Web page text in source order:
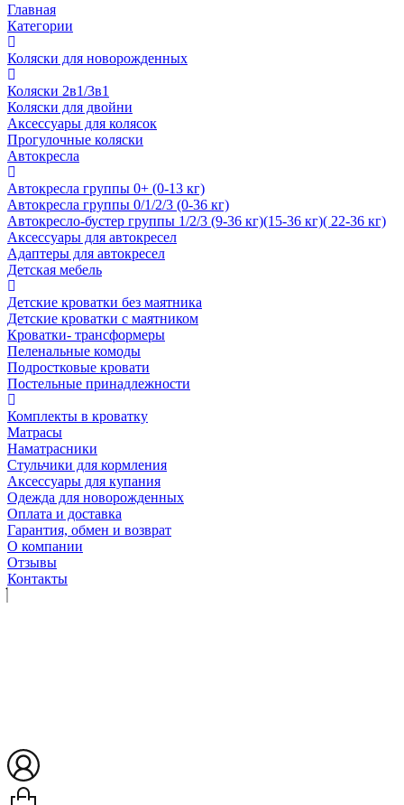
Главная
Категории
Коляски для новорожденных
Коляски 2в1/3в1
Коляски для двойни
Аксессуары для колясок
Прогулочные коляски
Автокресла
Автокресла группы 0+ (0-13 кг)
Автокресла группы 0/1/2/3 (0-36 кг)
Автокресло-бустер группы 1/2/3 (9-36 кг)(15-36 кг)( 22-36 кг)
Аксессуары для автокресел
Адаптеры для автокресел
Детская мебель
Детские кроватки без маятника
Детские кроватки с маятником
Кроватки- трансформеры
Пеленальные комоды
Подростковые кровати
Постельные принадлежности
Комплекты в кроватку
Матрасы
Наматрасники
Стульчики для кормления
Аксессуары для купания
Одежда для новорожденных
Оплата и доставка
Гарантия, обмен и возврат
О компании
Отзывы
Контакты